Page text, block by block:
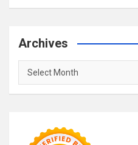
Archives
Archives